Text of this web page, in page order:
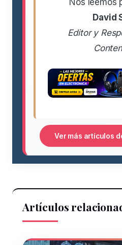
Nos leemos
David
Editor y
Ver más artículos
Artículos